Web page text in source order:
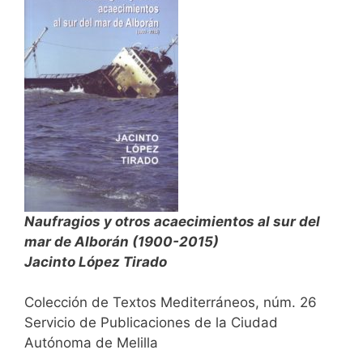
Naufragios y otros acaecimientos al sur del
mar de Alborán (1900-2015)
Jacinto López Tirado
Colección de Textos Mediterráneos, núm. 26
Servicio de Publicaciones de la Ciudad
Autónoma de Melilla